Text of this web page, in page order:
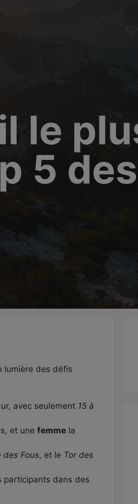
le
5
lumière des défis
avec seulement 15 à
et une femme la
des Fous, et le Tor des
participants dans des